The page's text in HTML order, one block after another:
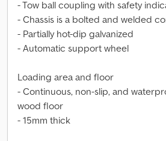
- Tow ball coupling with safety
- Chassis is a bolted and welded
- Partially hot-dip galvanized
- Automatic support wheel
Loading area and floor
- Continuous, non-slip, and
wood floor
- 15mm thick